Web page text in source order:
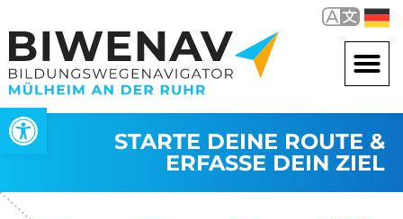
Open toolbar
STARTE DEINE ROUTE &
ERFASSE DEIN ZIEL